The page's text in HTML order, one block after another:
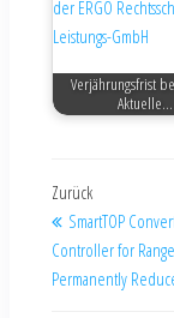
Verjährungsfrist
Aktuelle…
Zurück
SmartTOP
Controller for
Permanently